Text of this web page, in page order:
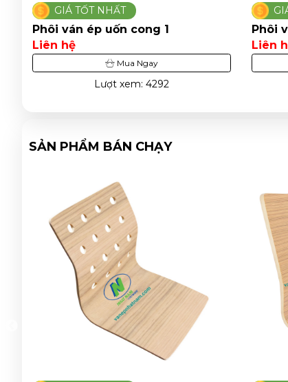
GIÁ TỐT NHẤT
Phôi ván ép uốn cong 1
Liên hệ
Mua Ngay
Lượt xem: 4292
Phôi
Liên
SẢN PHẨM BÁN CHẠY